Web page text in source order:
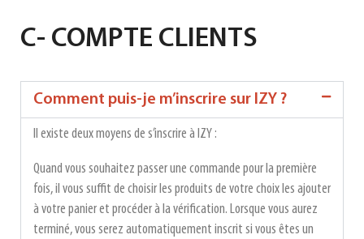
C- COMPTE CLIENTS
Comment puis-je m’inscrire sur IZY ?
Il existe deux moyens de s’inscrire à IZY :
Quand vous souhaitez passer une commande pour la première
fois, il vous suffit de choisir les produits de votre choix les ajouter
à votre panier et procéder à la vérification. Lorsque vous aurez
terminé, vous serez automatiquement inscrit si vous êtes un